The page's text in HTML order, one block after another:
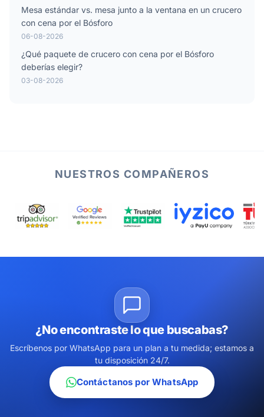
Mesa estándar vs. mesa junto a la ventana en un crucero
con cena por el Bósforo
06-08-2026
¿Qué paquete de crucero con cena por el Bósforo
deberías elegir?
03-08-2026
NUESTROS COMPAÑEROS
¿No encontraste lo que buscabas?
Escríbenos por WhatsApp para un plan a tu medida; estamos a
tu disposición 24/7.
Contáctanos por WhatsApp